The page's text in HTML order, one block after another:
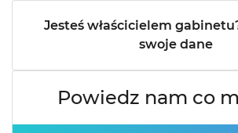
Jesteś właścicielem
swoje dane
Powiedz nam co